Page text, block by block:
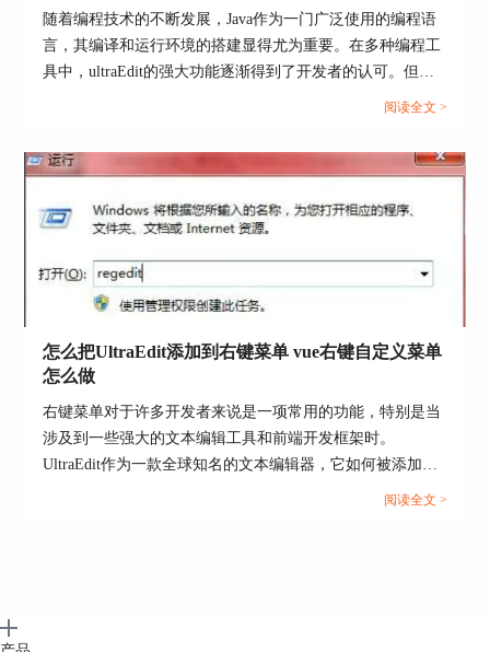
随着编程技术的不断发展，Java作为一门广泛使用的编程语
言，其编译和运行环境的搭建显得尤为重要。在多种编程工
具中，ultraEdit的强大功能逐渐得到了开发者的认可。但
是，用ultraEdit怎么编译Java程序？用ultraEdit如何搭建Java
文将围绕这些问题，详细探讨ultraEdit在Java编程中的应
用。...
阅读全文 >
怎么把UltraEdit添加到右键菜单 vue右键自定义菜单
怎么做
右键菜单对于许多开发者来说是一项常用的功能，特别是当
涉及到一些强大的文本编辑工具和前端开发框架时。
UltraEdit作为一款全球知名的文本编辑器，它如何被添加到
右键菜单？又如何在Vue中自定义右键菜单？这些问题都是
阅读全文 >